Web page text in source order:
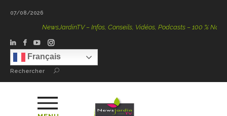
07/08/2026
NewsJardinTV – Infos, Conseils, Vidéos, Podcasts – 100 % Nature
Français
Rechercher